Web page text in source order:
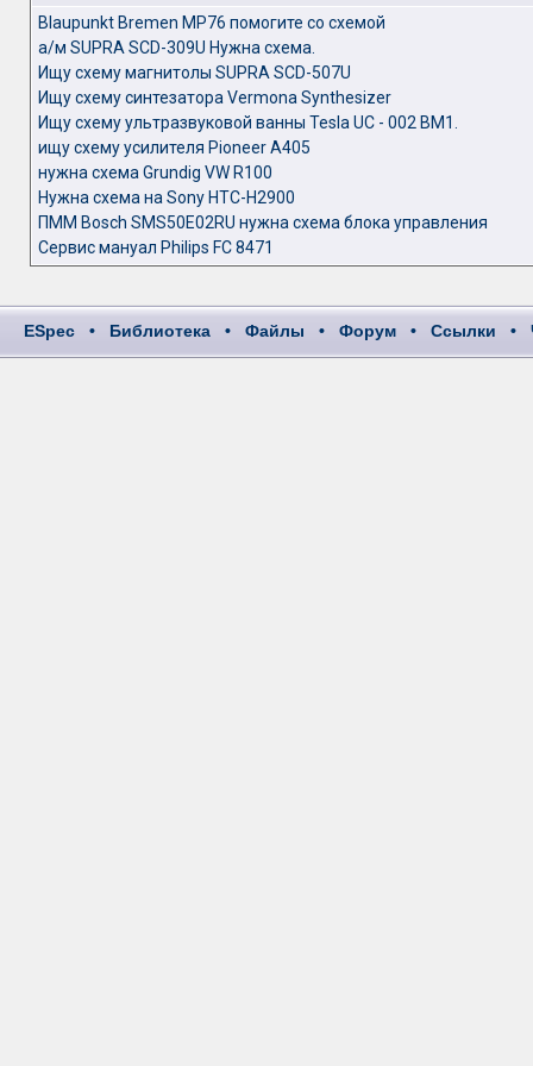
Blaupunkt Bremen MP76 помогите со схемой
а/м SUPRA SCD-309U Нужна схема.
Ищу схему магнитолы SUPRA SCD-507U
Ищу схему синтезатора Vermona Synthesizer
Ищу схему ультразвуковой ванны Tesla UC - 002 BM1.
ищу схему усилителя Pioneer A405
нужна схема Grundig VW R100
Нужна схема на Sony HTC-H2900
ПММ Bosch SMS50E02RU нужна схема блока управления
Сервис мануал Philips FC 8471
ESpec • Библиотека • Файлы • Форум • Ссылки •